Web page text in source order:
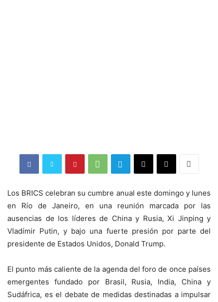
Los BRICS celebran su cumbre anual este domingo y lunes
en Río de Janeiro, en una reunión marcada por las
ausencias de los líderes de China y Rusia, Xi Jinping y
Vladímir Putin, y bajo una fuerte presión por parte del
presidente de Estados Unidos, Donald Trump.
El punto más caliente de la agenda del foro de once países
emergentes fundado por Brasil, Rusia, India, China y
Sudáfrica, es el debate de medidas destinadas a impulsar